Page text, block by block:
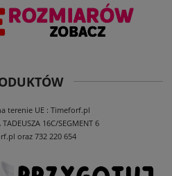
terenie UE : Timeforf.pl
TADEUSZA 16C/SEGMENT 6
oraz 732 220 654